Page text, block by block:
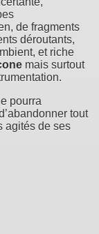
de fragments
déroutants,
et riche
mais surtout
pourra
tout
agités de ses